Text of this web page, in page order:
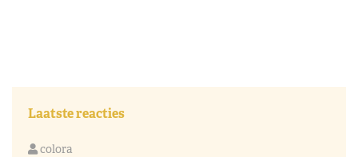
Laatste reacties
colora